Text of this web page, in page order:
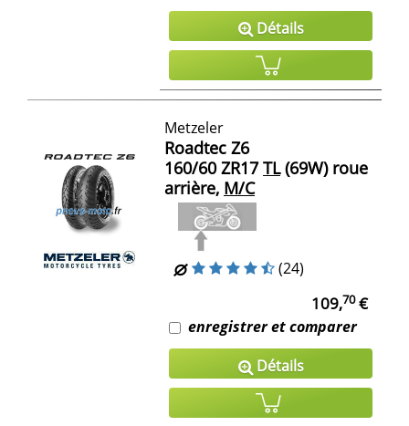
Détails
Metzeler
Roadtec Z6
160/60 ZR17 TL(69W) roue
arrière, M/C
(24)
109,70€
enregistrer et comparer
Détails